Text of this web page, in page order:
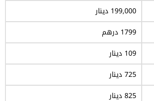
199,000 دينار
1799 درهم
109 دينار
725 دينار
825 دينار